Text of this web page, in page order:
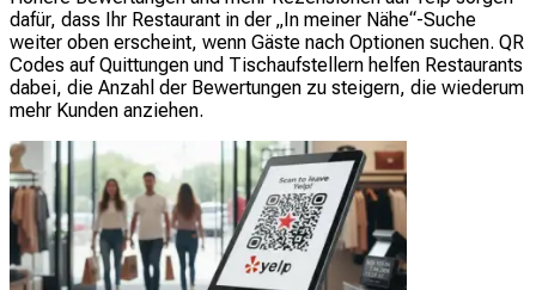
dafür, dass Ihr Restaurant in der „In meiner Nähe“-Suche
weiter oben erscheint, wenn Gäste nach Optionen suchen. QR
Codes auf Quittungen und Tischaufstellern helfen Restaurants
dabei, die Anzahl der Bewertungen zu steigern, die wiederum
mehr Kunden anziehen.